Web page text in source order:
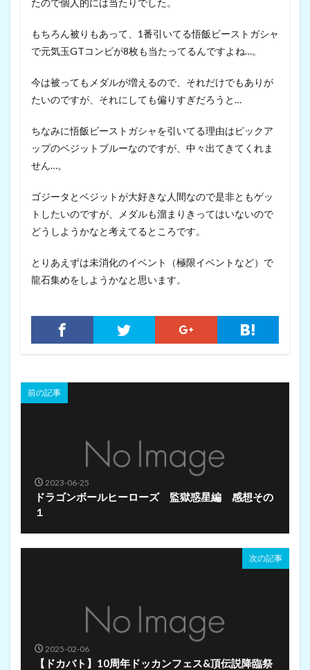
たので個人的には当たりでした。
もちろん被りもあって、1番引いてる悟飯ビーストガシャ
で元気玉GTコンビが8枚も当たってるんですよね…。
今は被ってもメダルが増えるので、それだけでもありが
たいのですが、それにしても偏りすぎだろうと…
ちなみに悟飯ビーストガシャを引いてる理由はピックア
ップのベジットブルーなのですが、中々出てきてくれま
せん…。
ゴジータとベジットが大好きな人間なので是非ともゲッ
トしたいのですが、メダルも溜まりきってはいないので
どうしようかなと考えてるところです。
とりあえずは未消化のイベント（極限イベントなど）で
龍石集めをしようかなと思います。
前の記事
2023-06-25
ドラゴンボールヒーローズ 監獄惑星編 感想その
１
次の記事
2025-02-06
【ドカバト】10周年ドッカンフェス&頂伝説降臨祭